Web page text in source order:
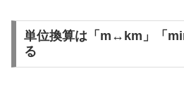
単位換算は「m↔km」「
る